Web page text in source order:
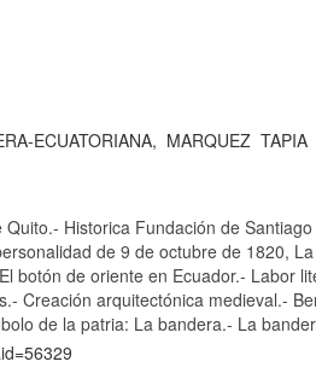
ECUATORIANA, MARQUEZ TAPIA
Historica Fundación de
de 9 de octubre de 1820,
botón de oriente en Ecuador.- Labor
Creación arquitectónica medieval.-
de la patria: La bandera.- La